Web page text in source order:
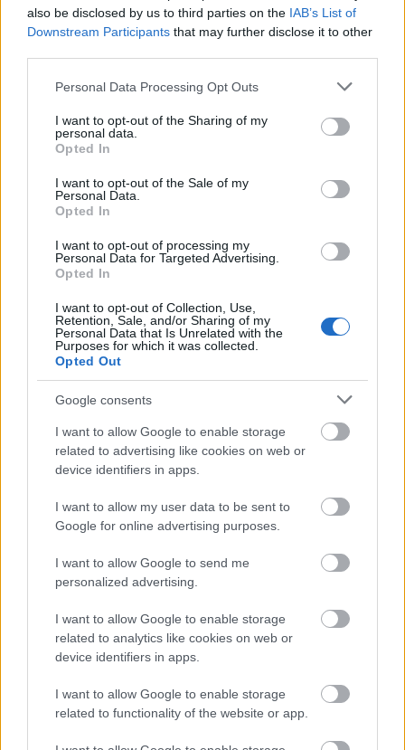
also be disclosed by us to third parties on the IAB’s List of
Downstream Participants that may further disclose it to other
Please note that this website/app uses one or more Google
not limited to your visit or usage behaviour. You may click to
grant or deny consent to Google and its third-party tags to
use your data for below specified purposes in below Google
consent section.
Personal Data Processing Opt Outs
I want to opt-out of the Sharing of my
personal data.
Opted In
I want to opt-out of the Sale of my
Personal Data.
Opted In
I want to opt-out of processing my
Personal Data for Targeted Advertising.
Opted In
I want to opt-out of Collection, Use,
Retention, Sale, and/or Sharing of my
Personal Data that Is Unrelated with the
Purposes for which it was collected.
Opted Out
Google consents
I want to allow Google to enable storage
related to advertising like cookies on web or
device identifiers in apps.
I want to allow my user data to be sent to
Google for online advertising purposes.
I want to allow Google to send me
personalized advertising.
I want to allow Google to enable storage
related to analytics like cookies on web or
device identifiers in apps.
I want to allow Google to enable storage
related to functionality of the website or app.
Οι τιμές αυξήθηκαν κατά περίπου10%. Ενδεικτικά:
Αθήνα – Θεσσαλονίκη: από 48€ σε 53€
Αθήνα – Πάτρα: από 29€ σε 31€
Αθήνα – Ηγουμενίτσα:από 45€ σε 49€
Παράγοντες της αγοράς εκτιμούν ότι το
μέγεθος
των επιπτώσεων στις μετακινήσεις και στον
ένταση των συγκρούσεωνστην ευρύτερη περιοχή
της Μέσης Ανατολής.
ΑΣΕΠ: Πιστοποίηση Αγγλικών σε
μόνο 2 ημέρες στα χέρια σας
ΑΣΕΠ: Εξ αποστάσεως η πιο Εύκολη
μέρες
Μάθε πρώτος όλες τις σημαντικές